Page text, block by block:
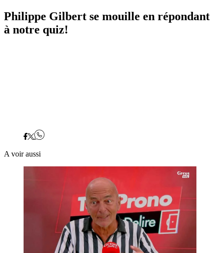
Philippe Gilbert se mouille en répondant
à notre quiz!
A voir aussi